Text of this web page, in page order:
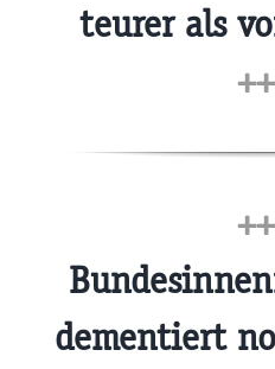
teurer als
dementiert